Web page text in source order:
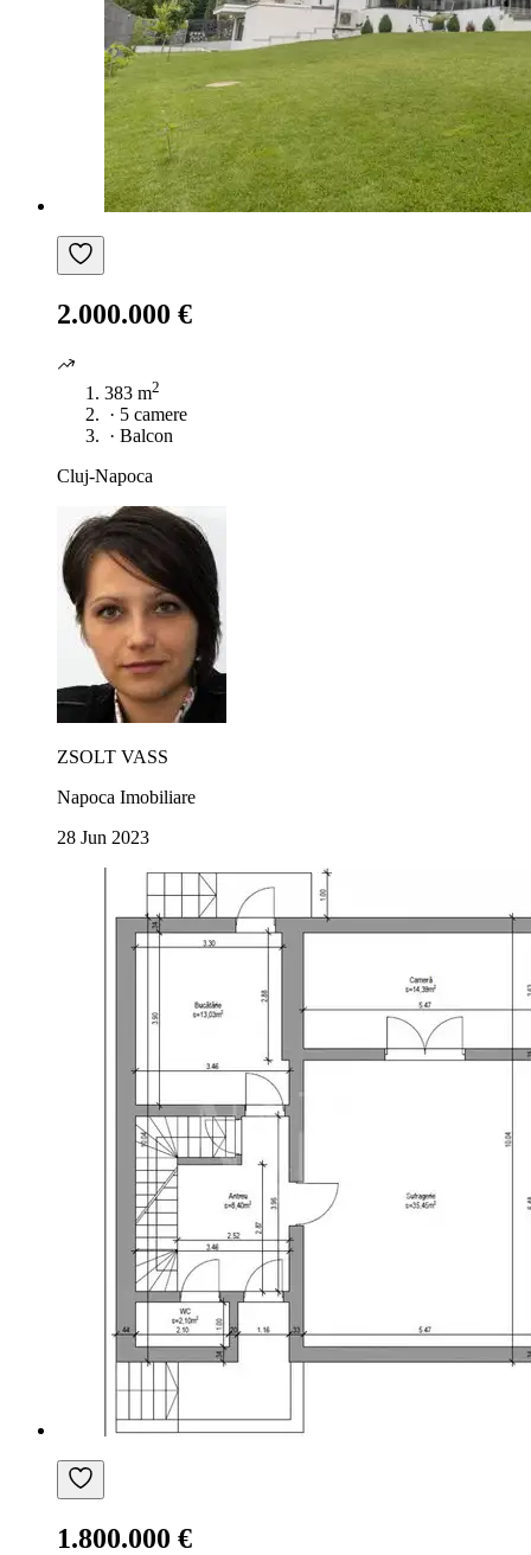
2.000.000 €
383 m2
· 5 camere
· Balcon
Cluj-Napoca
ZSOLT VASS
Napoca Imobiliare
28 Jun 2023
1.800.000 €